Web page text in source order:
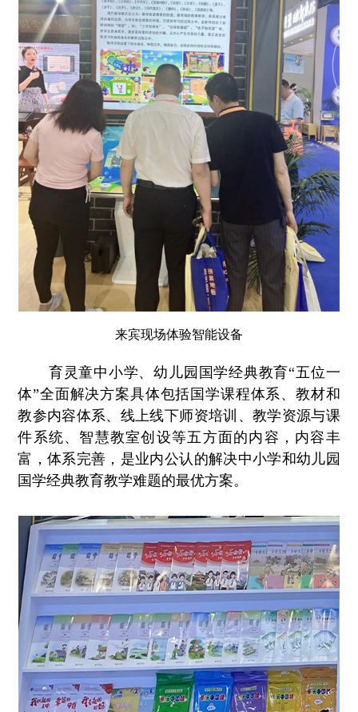
来宾现场体验智能设备
育灵童中小学、幼儿园国学经典教育“五位一
体”全面解决方案具体包括国学课程体系、教材和
教参内容体系、线上线下师资培训、教学资源与课
件系统、智慧教室创设等五方面的内容，内容丰
富，体系完善，是业内公认的解决中小学和幼儿园
国学经典教育教学难题的最优方案。